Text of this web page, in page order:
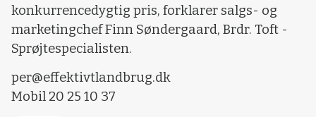
konkurrencedygtig pris, forklarer salgs- og
marketingchef Finn Søndergaard, Brdr. Toft -
Sprøjtespecialisten.
per@effektivtlandbrug.dk
Mobil 20 25 10 37